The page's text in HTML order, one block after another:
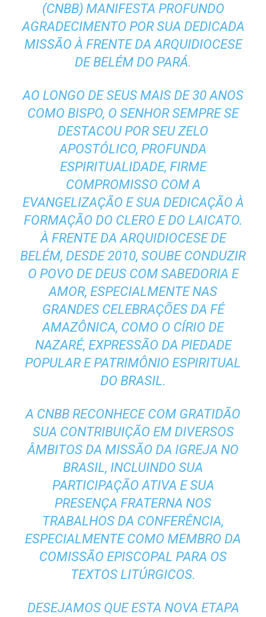
(CNBB) MANIFESTA PROFUNDO
AGRADECIMENTO POR SUA DEDICADA
MISSÃO À FRENTE DA ARQUIDIOCESE
DE BELÉM DO PARÁ.
AO LONGO DE SEUS MAIS DE 30 ANOS
COMO BISPO, O SENHOR SEMPRE SE
DESTACOU POR SEU ZELO
APOSTÓLICO, PROFUNDA
ESPIRITUALIDADE, FIRME
COMPROMISSO COM A
EVANGELIZAÇÃO E SUA DEDICAÇÃO À
FORMAÇÃO DO CLERO E DO LAICATO.
À FRENTE DA ARQUIDIOCESE DE
BELÉM, DESDE 2010, SOUBE CONDUZIR
O POVO DE DEUS COM SABEDORIA E
AMOR, ESPECIALMENTE NAS
GRANDES CELEBRAÇÕES DA FÉ
AMAZÔNICA, COMO O CÍRIO DE
NAZARÉ, EXPRESSÃO DA PIEDADE
POPULAR E PATRIMÔNIO ESPIRITUAL
DO BRASIL.
A CNBB RECONHECE COM GRATIDÃO
SUA CONTRIBUIÇÃO EM DIVERSOS
ÂMBITOS DA MISSÃO DA IGREJA NO
BRASIL, INCLUINDO SUA
PARTICIPAÇÃO ATIVA E SUA
PRESENÇA FRATERNA NOS
TRABALHOS DA CONFERÊNCIA,
ESPECIALMENTE COMO MEMBRO DA
COMISSÃO EPISCOPAL PARA OS
TEXTOS LITÚRGICOS.
DESEJAMOS QUE ESTA NOVA ETAPA